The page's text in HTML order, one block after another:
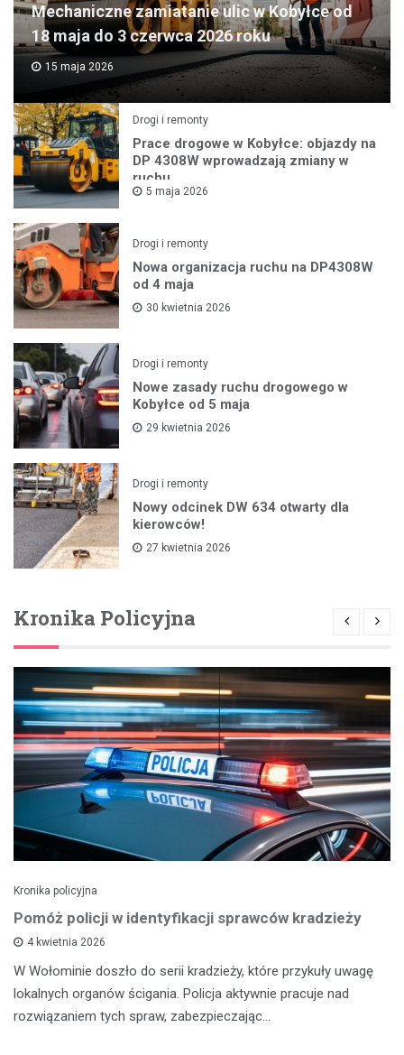
Mechaniczne zamiatanie ulic w Kobyłce od
18 maja do 3 czerwca 2026 roku
15 maja 2026
Drogi i remonty
Prace drogowe w Kobyłce: objazdy na
DP 4308W wprowadzają zmiany w
ruchu
5 maja 2026
Drogi i remonty
Nowa organizacja ruchu na DP4308W
od 4 maja
30 kwietnia 2026
Drogi i remonty
Nowe zasady ruchu drogowego w
Kobyłce od 5 maja
29 kwietnia 2026
Drogi i remonty
Nowy odcinek DW 634 otwarty dla
kierowców!
27 kwietnia 2026
Kronika Policyjna
Kronika policyjna
Pomóż policji w identyfikacji sprawców kradzieży
4 kwietnia 2026
W Wołominie doszło do serii kradzieży, które przykuły uwagę
lokalnych organów ścigania. Policja aktywnie pracuje nad
rozwiązaniem tych spraw, zabezpieczając…